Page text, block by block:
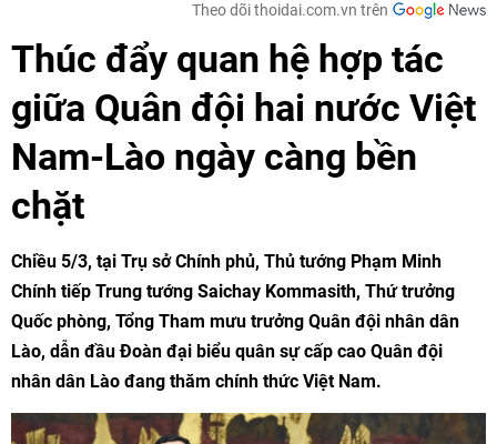
Theo dõi thoidai.com.vn trên
Thúc đẩy quan hệ hợp tác
giữa Quân đội hai nước Việt
Nam-Lào ngày càng bền
chặt
Chiều 5/3, tại Trụ sở Chính phủ, Thủ tướng Phạm Minh
Chính tiếp Trung tướng Saichay Kommasith, Thứ trưởng
Quốc phòng, Tổng Tham mưu trưởng Quân đội nhân dân
Lào, dẫn đầu Đoàn đại biểu quân sự cấp cao Quân đội
nhân dân Lào đang thăm chính thức Việt Nam.